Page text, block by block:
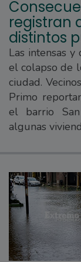
registran
distintos
Las intensas y
el colapso de
ciudad.
Primo
el barrio
algunas